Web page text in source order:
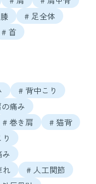
# 足全体
# 首
# 背中こり
痛み
# 巻き肩
# 猫背
れ
# 人工関節